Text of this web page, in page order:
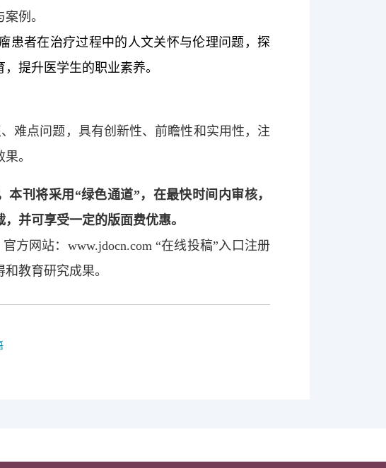
例。
患者在治疗过程中的人文关怀与伦理问题，探
提升医学生的职业素养。
难点问题，具有创新性、前瞻性和实用性，注
。
刊将采用“绿色通道”，在最快时间内审核，
并可享受一定的版面费优惠。
方网站： www.jdocn.com “在线投稿”入口注册
教育研究成果。